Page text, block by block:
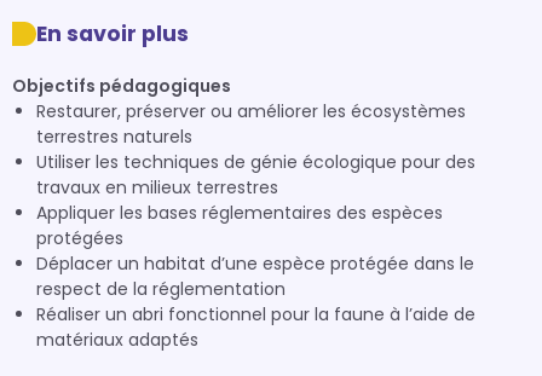
En savoir plus
Objectifs pédagogiques
Restaurer, préserver ou améliorer les écosystèmes
terrestres naturels
Utiliser les techniques de génie écologique pour des
travaux en milieux terrestres
Appliquer les bases réglementaires des espèces
protégées
Déplacer un habitat d’une espèce protégée dans le
respect de la réglementation
Réaliser un abri fonctionnel pour la faune à l’aide de
matériaux adaptés